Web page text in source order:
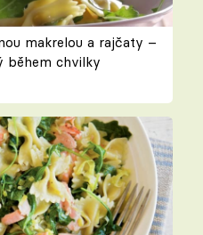
makrelou a rajčaty –
během chvilky